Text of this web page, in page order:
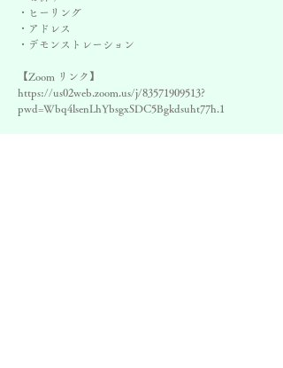
・ヒーリング
・アドレス
・デモンストレーション
【Zoom リンク】
https://us02web.zoom.us/j/83571909513?
pwd=Wbq4lsenLhYbsgxSDC5Bgkdsuht77h.1